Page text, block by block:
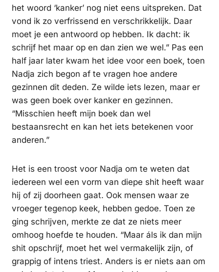
het woord ‘kanker’ nog niet eens uitspreken. Dat
vond ik zo verfrissend en verschrikkelijk. Daar
moet je een antwoord op hebben. Ik dacht: ik
schrijf het maar op en dan zien we wel.” Pas een
half jaar later kwam het idee voor een boek, toen
Nadja zich begon af te vragen hoe andere
gezinnen dit deden. Ze wilde iets lezen, maar er
was geen boek over kanker en gezinnen.
“Misschien heeft mijn boek dan wel
bestaansrecht en kan het iets betekenen voor
anderen.”
Het is een troost voor Nadja om te weten dat
iedereen wel een vorm van diepe shit heeft waar
hij of zij doorheen gaat. Ook mensen waar ze
vroeger tegenop keek, hebben gedoe. Toen ze
ging schrijven, merkte ze dat ze niets meer
omhoog hoefde te houden. “Maar áls ik dan mijn
shit opschrijf, moet het wel vermakelijk zijn, of
grappig of intens triest. Anders is er niets aan om